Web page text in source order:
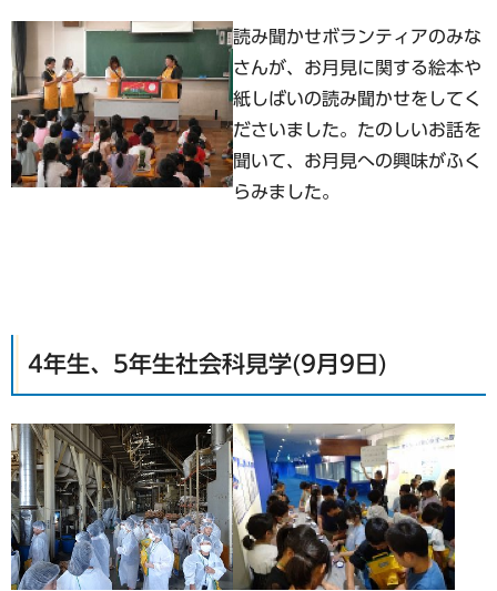
読み聞かせボランティアのみな
さんが、お月見に関する絵本や
紙しばいの読み聞かせをしてく
ださいました。たのしいお話を
聞いて、お月見への興味がふく
らみました。
4年生、5年生社会科見学(9月9日)